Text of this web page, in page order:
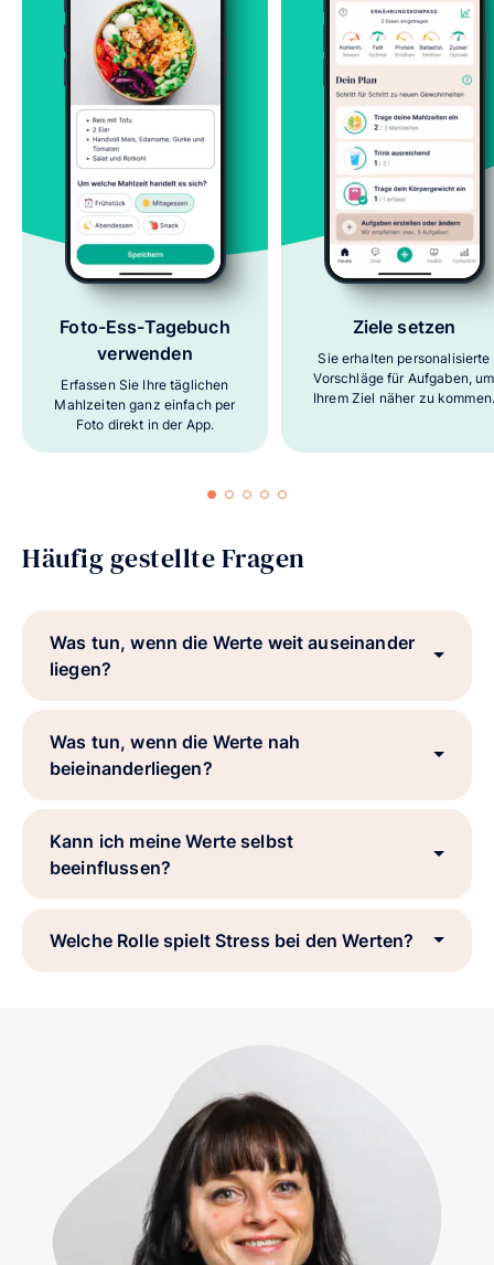
Foto-Ess-Tagebuch
verwenden
Erfassen Sie Ihre täglichen
Mahlzeiten ganz einfach per
Foto direkt in der App.
Ziele setzen
Sie erhalten personalisierte
Vorschläge für Aufgaben, um
Ihrem Ziel näher zu
Häufig gestellte Fragen
Was tun, wenn die Werte weit auseinander
liegen?
Was tun, wenn die Werte nah
beieinanderliegen?
Kann ich meine Werte selbst
beeinflussen?
Welche Rolle spielt Stress bei den Werten?